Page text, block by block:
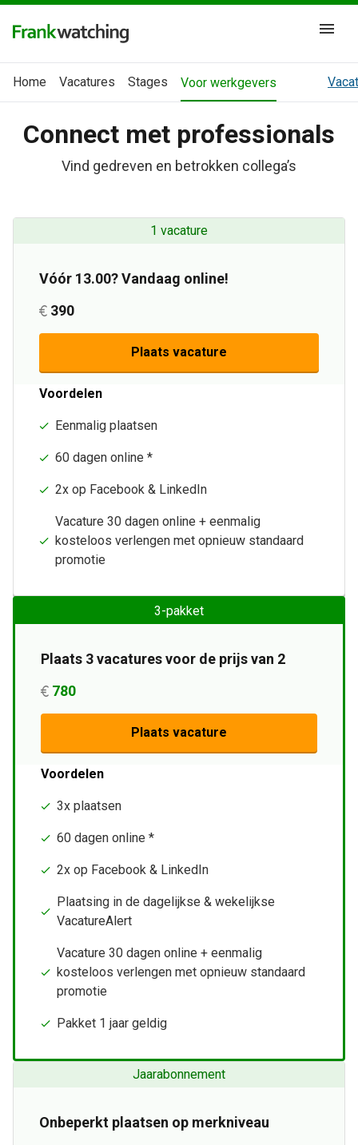
Home Vacatures Stages Voor werkgevers
Connect met professionals
Vind gedreven en betrokken collega’s
1 vacature
Vóór 13.00? Vandaag online!
390
Plaats vacature
Voordelen
Eenmalig plaatsen
60 dagen online *
2x op Facebook & LinkedIn
Vacature 30 dagen online + eenmalig
kosteloos verlengen met opnieuw standaard
promotie
3-pakket
Plaats 3 vacatures voor de prijs van 2
780
Plaats vacature
Voordelen
3x plaatsen
60 dagen online *
2x op Facebook & LinkedIn
Plaatsing in de dagelijkse & wekelijkse
VacatureAlert
Vacature 30 dagen online + eenmalig
kosteloos verlengen met opnieuw standaard
promotie
Pakket 1 jaar geldig
Jaarabonnement
Onbeperkt plaatsen op merkniveau